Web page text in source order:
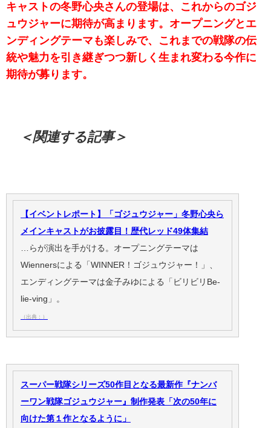
キャストの冬野心央さんの登場は、これからのゴジ
ュウジャーに期待が高まります。オープニングとエ
ンディングテーマも楽しみで、これまでの戦隊の伝
統や魅力を引き継ぎつつ新しく生まれ変わる今作に
期待が募ります。
＜関連する記事＞
【イベントレポート】「ゴジュウジャー」冬野心央ら
メインキャストがお披露目！歴代レッド49体集結
…らが演出を手がける。オープニングテーマは
Wiennersによる「WINNER！ゴジュウジャー！」、
エンディングテーマは金子みゆによる「ビリビリBe-
lie-ving」。
（出典：）
スーパー戦隊シリーズ50作目となる最新作『ナンバ
ーワン戦隊ゴジュウジャー』制作発表「次の50年に
向けた第１作となるように」